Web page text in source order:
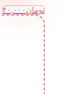
تومان ۴۰,۰۰۰